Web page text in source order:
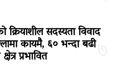
७
क्रियाशील सदस्यता विवाद
कायमै, ६० भन्दा बढी
प्रभावित